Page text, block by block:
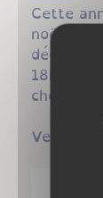
Cette
noël de
18h,
chocolat
Venez